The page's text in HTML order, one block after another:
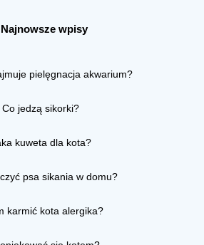
Najnowsze wpisy
pielęgnacja akwarium?
Co jedzą sikorki?
kuweta dla kota?
psa sikania w domu?
karmić kota alergika?